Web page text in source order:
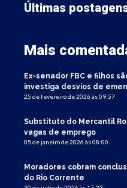
Últimas
Mais
Ex-senador FBC e filhos
investiga desvios de
25 de fevereiro de 2026 às 09:57
Substituto do Mercantil
vagas de emprego
05 de janeiro de 2026 às 08:00
Moradores cobram
do Rio Corrente